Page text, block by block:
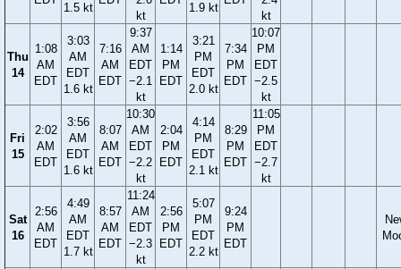
1.5 kt
kt
1.9 kt
kt
Thu
14
1:08
AM
EDT
3:03
AM
EDT
1.6 kt
7:16
AM
EDT
9:37
AM
EDT
−2.1
kt
1:14
PM
EDT
3:21
PM
EDT
2.0 kt
7:34
PM
EDT
10:07
PM
EDT
−2.5
kt
Fri
15
2:02
AM
EDT
3:56
AM
EDT
1.6 kt
8:07
AM
EDT
10:30
AM
EDT
−2.2
kt
2:04
PM
EDT
4:14
PM
EDT
2.1 kt
8:29
PM
EDT
11:05
PM
EDT
−2.7
kt
Sat
16
2:56
AM
EDT
4:49
AM
EDT
1.7 kt
8:57
AM
EDT
11:24
AM
EDT
−2.3
kt
2:56
PM
EDT
5:07
PM
EDT
2.2 kt
9:24
PM
EDT